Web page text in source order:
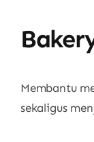
Membantu
sekaligus